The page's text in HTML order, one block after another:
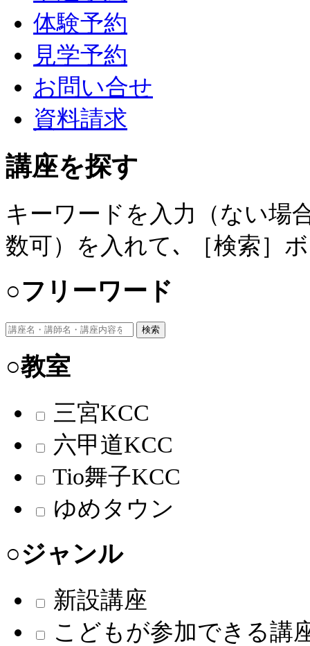
体験予約
見学予約
お問い合せ
資料請求
講座を探す
キーワードを入力（ない場
数可）を入れて､ ［検索］
○フリーワード
検索
○教室
三宮KCC
六甲道KCC
Tio舞子KCC
ゆめタウン
○ジャンル
新設講座
こどもが参加できる講